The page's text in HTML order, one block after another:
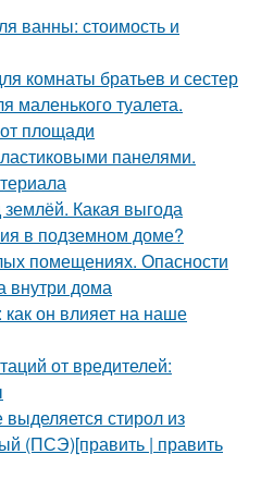
ванны: стоимость и
комнаты братьев и сестер
туалета.
площади
панелями.
Какая выгода
в подземном доме?
помещениях. Опасности
внутри дома
он влияет на наше
от вредителей:
стирол из
(ПСЭ)[править | править